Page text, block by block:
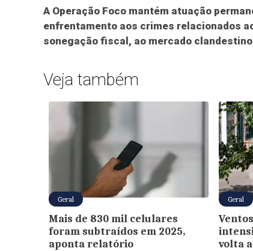
A Operação Foco mantém atuação
enfrentamento aos crimes relacionados
sonegação fiscal, ao mercado
Veja também
Geral
Mais de 830 mil celulares
foram subtraídos em 2025,
aponta relatório
Geral
volta